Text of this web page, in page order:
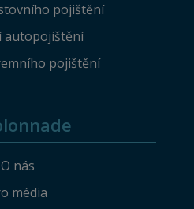
pojištění
autopojištění
pojištění
O nás
média